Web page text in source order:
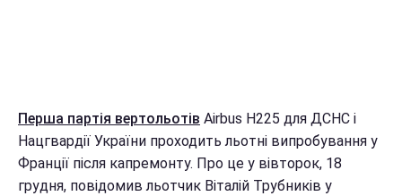
Перша партія вертольотів Airbus H225 для ДСНС і
Нацгвардії України проходить льотні випробування у
Франції після капремонту. Про це у вівторок, 18
грудня, повідомив льотчик Віталій Трубників у